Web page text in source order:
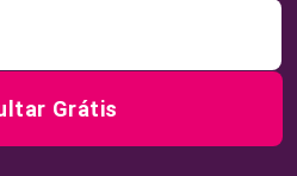
Grátis